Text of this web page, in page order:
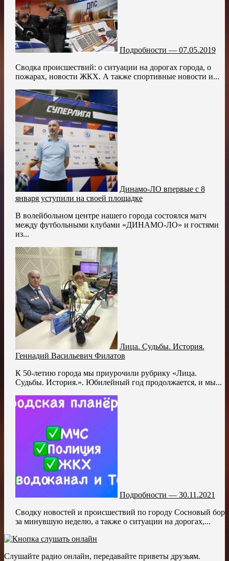
Подробности — 07.05.2019
Сводка происшествий: о ситуации на дорогах города, о
пожарах, новости ЖКХ. А также спортивные новости и...
Динамо-ЛО впервые с 8
января уступили на своей площадке
В волейбольном центре нашего города состоялся матч
между футбольными клубами «ДИНАМО-ЛО» и гостями
из...
Лица. Судьбы. История.
Геннадий Васильевич Филатов
К 50-летию города мы приурочили рубрику «Лица.
Судьбы. История.». Юбилейный год продолжается, и мы...
Подробности — 30.11.2021
Сводку новостей и происшествий по городу Сосновый бор
за минувшую неделю, а также о ситуации на дорогах,...
Слушайте радио онлайн, передавайте приветы друзьям.